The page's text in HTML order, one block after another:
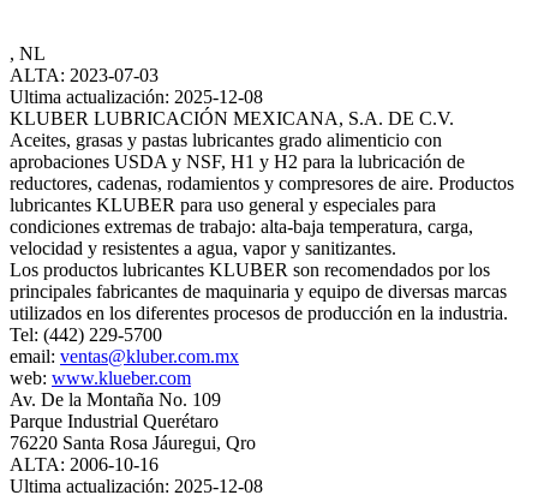
, NL
ALTA: 2023-07-03
Ultima actualización: 2025-12-08
KLUBER LUBRICACIÓN MEXICANA, S.A. DE C.V.
Aceites, grasas y pastas lubricantes grado alimenticio con
aprobaciones USDA y NSF, H1 y H2 para la lubricación de
reductores, cadenas, rodamientos y compresores de aire. Productos
lubricantes KLUBER para uso general y especiales para
condiciones extremas de trabajo: alta-baja temperatura, carga,
velocidad y resistentes a agua, vapor y sanitizantes.
Los productos lubricantes KLUBER son recomendados por los
principales fabricantes de maquinaria y equipo de diversas marcas
utilizados en los diferentes procesos de producción en la industria.
Tel: (442) 229-5700
email: ventas@kluber.com.mx
web: www.klueber.com
Av. De la Montaña No. 109
Parque Industrial Querétaro
76220 Santa Rosa Jáuregui, Qro
ALTA: 2006-10-16
Ultima actualización: 2025-12-08